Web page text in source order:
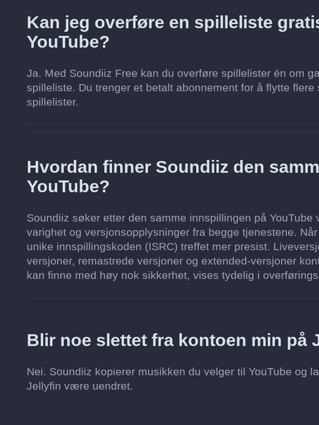
Kan jeg overføre en spilleliste
YouTube?
Ja. Med Soundiiz Free kan du overføre spillelister én om
spilleliste. Du trenger et betalt abonnement for å flytte
spillelister.
Hvordan finner Soundiiz den
YouTube?
Soundiiz søker etter den samme innspillingen på YouTube
varighet og versjonsopplysninger fra begge tjenestene.
unike innspillingskoden (ISRC) treffet mer presist.
versjoner, remastrede versjoner og extended-versjoner
kan finne med høy nok sikkerhet, vises tydelig i
Blir noe slettet fra kontoen min på
Nei. Soundiiz kopierer musikken du velger til YouTube og
Jellyfin være uendret.